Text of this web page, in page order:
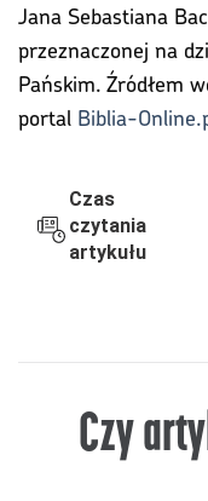
Jana Sebastiana
przeznaczonej na
Pańskim. Źródłem
portal Biblia-
Czas
czytania
artykułu
Czy